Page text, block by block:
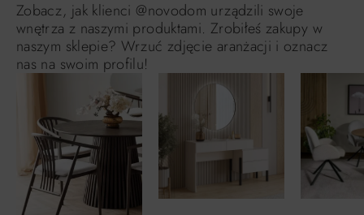
Zobacz, jak klienci @novodom urządzili swoje
wnętrza z naszymi produktami. Zrobiłeś zakupy w
naszym sklepie? Wrzuć zdjęcie aranżacji i oznacz
nas na swoim profilu!